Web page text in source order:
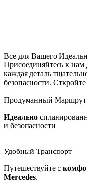
Все для Вашего
Присоединяйтесь к нам
каждая деталь
безопасности.
Продуманный Маршрут
Идеально
и безопасности
Удобный Транспорт
Путешествуйте с
Mercedes.